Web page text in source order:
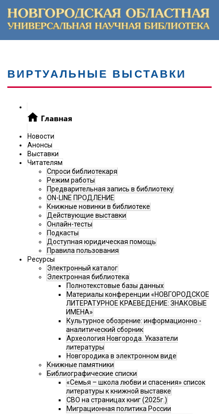
ВИРТУАЛЬНЫЕ ВЫСТАВКИ
Новости
Анонсы
Выставки
Читателям
Спроси библиотекаря
Режим работы
Предварительная запись в библиотеку
ON-LINE ПРОДЛЕНИЕ
Книжные новинки в библиотеке
Действующие выставки
Онлайн-тесты
Подкасты
Доступная юридическая помощь
Правила пользования
Ресурсы
Электронный каталог
Электронная библиотека
Полнотекстовые базы данных
Материалы конференции «НОВГОРОДСКОЕ
ЛИТЕРАТУРНОЕ КРАЕВЕДЕНИЕ: ЗНАКОВЫЕ
ИМЕНА»
Культурное обозрение: информационно -
аналитический сборник
Археология Новгорода. Указатели
литературы
Новгородика в электронном виде
Книжные памятники
Библиографические списки
«Семья – школа любви и спасения» список
литературы к книжной выставке
СВО на страницах книг (2025г.)
Миграционная политика России